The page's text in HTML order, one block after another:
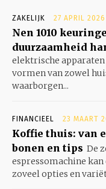
ZAKELIJK 27 APRIL 2026
Nen 1010
duurzaamheid
elektrische
vormen van zowel
waarborgen...
FINANCIEEL 23 MAART
Koffie thuis: van
bonen en tips De
espressomachine
zoveel opties en